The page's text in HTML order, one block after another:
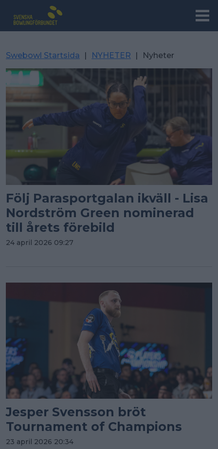
Swebowl Startsida | NYHETER | Nyheter
Följ Parasportgalan ikväll - Lisa
Nordström Green nominerad
till årets förebild
24 april 2026 09:27
Jesper Svensson bröt
Tournament of Champions
23 april 2026 20:34